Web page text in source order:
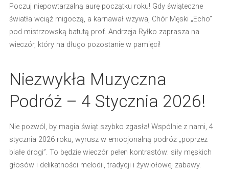
Poczuj niepowtarzalną aurępoczątku roku! Gdy świąteczne
światła wciąż migoczą, a karnawał wzywa, Chór Męski „Echo”
pod mistrzowską batutą prof. Andrzeja Ryłko zaprasza na
wieczór, który na długo pozostanie w pamięci!
Niezwykła Muzyczna
Podróż – 4 Stycznia 2026!
Nie pozwól, by magia świąt szybko zgasła! Wspólnie z nami, 4
stycznia 2026 roku, wyrusz w emocjonalną podróż „poprzez
białe drogi”. To będzie wieczór pełen kontrastów: siły męskich
głosów i delikatności melodii, tradycji i żywiołowej zabawy.